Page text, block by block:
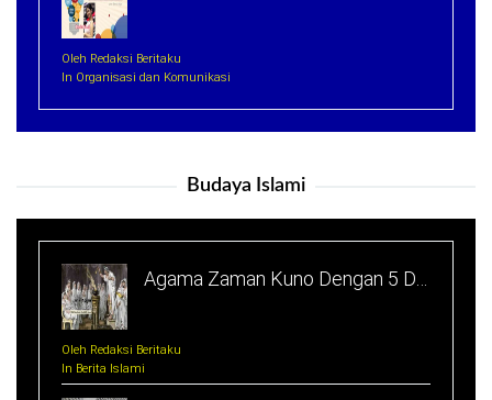
Oleh Redaksi Beritaku
In Organisasi dan Komunikasi
Budaya Islami
Agama Zaman Kuno Dengan 5 D…
Oleh Redaksi Beritaku
In Berita Islami